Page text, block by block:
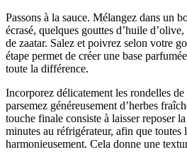
Passons à la sauce. Mélangez dans un
écrasé, quelques gouttes d’huile
de zaatar. Salez et poivrez selon votre
étape permet de créer une base
toute la différence.
Incorporez délicatement les rondelles
parsemez généreusement d’herbes
touche finale consiste à laisser reposer
minutes au réfrigérateur, afin que toutes
harmonieusement. Cela donne une